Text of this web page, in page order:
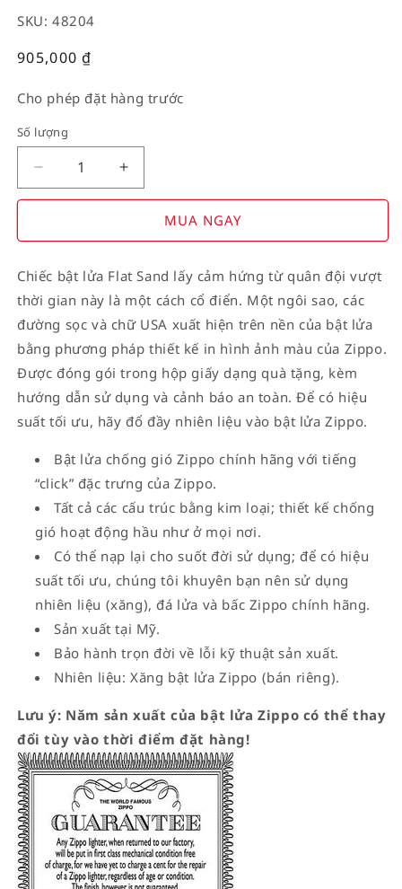
SKU: 48204
Giá
905,000₫
Cho phép đặt hàng trước
Số lượng
Decrease
quantity
American
on
Flag
Increase
quantity
American
on
Flag
MUA NGAY
Chiếc bật lửa Flat Sand lấy cảm hứng từ quân đội vượt
thời gian này là một cách cổ điển. Một ngôi sao, các
đường sọc và chữ USA xuất hiện trên nền của bật lửa
bằng phương pháp thiết kế in hình ảnh màu của Zippo.
Được đóng gói trong hộp giấy dạng quà tặng, kèm
hướng dẫn sử dụng và cảnh báo an toàn. Để có hiệu
suất tối ưu, hãy đổ đầy nhiên liệu vào bật lửa Zippo.
Bật lửa chống gió Zippo chính hãng với tiếng
“click” đặc trưng của Zippo.
Tất cả các cấu trúc bằng kim loại; thiết kế chống
gió hoạt động hầu như ở mọi nơi.
Có thể nạp lại cho suốt đời sử dụng; để có hiệu
suất tối ưu, chúng tôi khuyên bạn nên sử dụng
nhiên liệu (xăng), đá lửa và bấc Zippo chính hãng.
Sản xuất tại Mỹ.
Bảo hành trọn đời về lỗi kỹ thuật sản xuất.
Nhiên liệu: Xăng bật lửa Zippo (bán riêng).
Lưu ý: Năm sản xuất của bật lửa Zippo có thể thay
đổi tùy vào thời điểm đặt hàng!